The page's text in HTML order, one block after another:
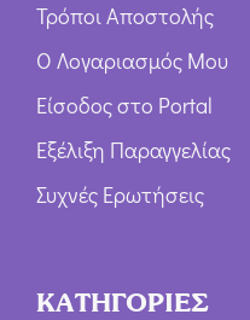
Τρόποι Αποστολής
Ο Λογαριασμός Μου
Είσοδος στο Portal
Εξέλιξη Παραγγελίας
Συχνές Ερωτήσεις
ΚΑΤΗΓΟΡΙΕΣ